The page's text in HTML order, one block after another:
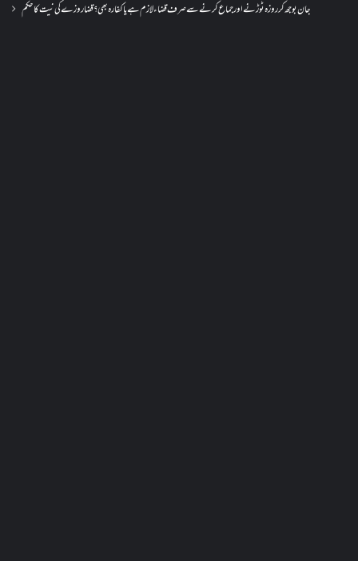
جان بوجھ کر روزہ ٹوڑنے اور جماع کرنے سے صرف قضاء لازم ہے یا کفارہ بھی؟ قضا روزے کی نیت کا حکم